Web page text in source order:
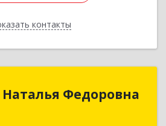
контакты
Назад
Федоровна
край, Новоалтайск г,